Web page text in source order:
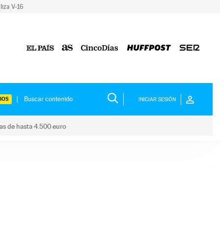
V-16
INICIAR SESIÓN
de hasta 4.500 euro